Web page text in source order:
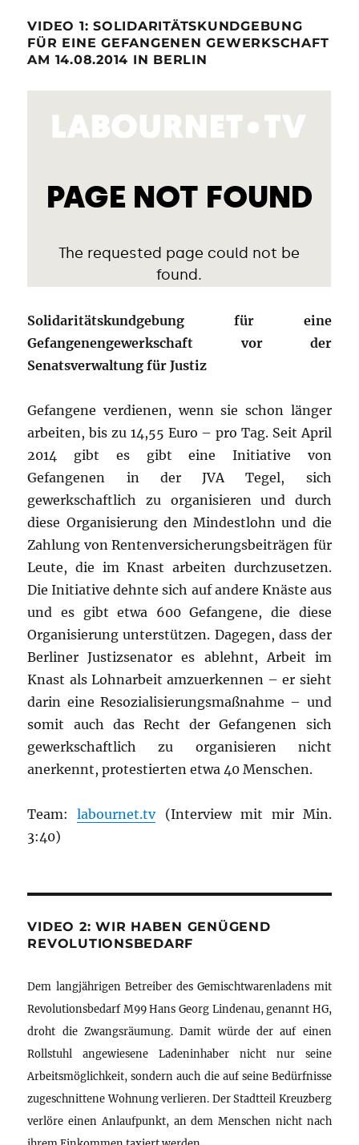
VIDEO 1: SOLIDARITÄTSKUNDGEBUNG
FÜR EINE GEFANGENEN GEWERKSCHAFT
AM 14.08.2014 IN BERLIN
Solidaritätskundgebung für eine
Gefangenengewerkschaft vor der
Senatsverwaltung für Justiz
Gefangene verdienen, wenn sie schon länger
arbeiten, bis zu 14,55 Euro – pro Tag. Seit April
2014 gibt es gibt eine Initiative von
Gefangenen in der JVA Tegel, sich
gewerkschaftlich zu organisieren und durch
diese Organisierung den Mindestlohn und die
Zahlung von Rentenversicherungsbeiträgen für
Leute, die im Knast arbeiten durchzusetzen.
Die Initiative dehnte sich auf andere Knäste aus
und es gibt etwa 600 Gefangene, die diese
Organisierung unterstützen. Dagegen, dass der
Berliner Justizsenator es ablehnt, Arbeit im
Knast als Lohnarbeit amzuerkennen – er sieht
darin eine Resozialisierungsmaßnahme – und
somit auch das Recht der Gefangenen sich
gewerkschaftlich zu organisieren nicht
anerkennt, protestierten etwa 40 Menschen.
Team:labournet.tv(Interview mit mir Min.
3:40)
VIDEO 2: WIR HABEN GENÜGEND
REVOLUTIONSBEDARF
Dem langjährigen Betreiber des Gemischtwarenladens mit
Revolutionsbedarf M99 Hans Georg Lindenau, genannt HG,
droht die Zwangsräumung. Damit würde der auf einen
Rollstuhl angewiesene Ladeninhaber nicht nur seine
Arbeitsmöglichkeit, sondern auch die auf seine Bedürfnisse
zugeschnittene Wohnung verlieren. Der Stadtteil Kreuzberg
verlöre einen Anlaufpunkt, an dem Menschen nicht nach